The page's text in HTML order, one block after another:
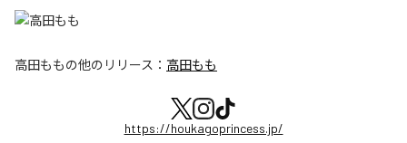
高田ももの他のリリース： 高田もも
https://houkagoprincess.jp/